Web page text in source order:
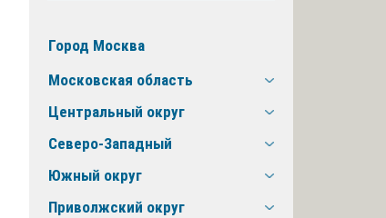
Город Москва
Московская область
Центральный округ
Северо-Западный
Южный округ
Приволжский округ